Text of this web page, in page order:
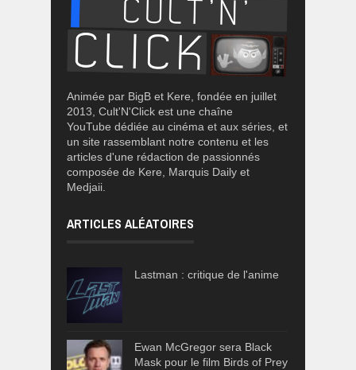
Animée par BigB et Kere, fondée en juillet
2013, Cult'N'Click est une chaîne
YouTube dédiée au cinéma et aux séries, et
un site rassemblant notre contenu et les
articles d'une rédaction de passionnés
composée de Kere, Marquis Daily et
Medjaii.
ARTICLES ALÉATOIRES
Lastman : critique de l'anime
Ewan McGregor sera Black
Mask pour le film Birds of Prey